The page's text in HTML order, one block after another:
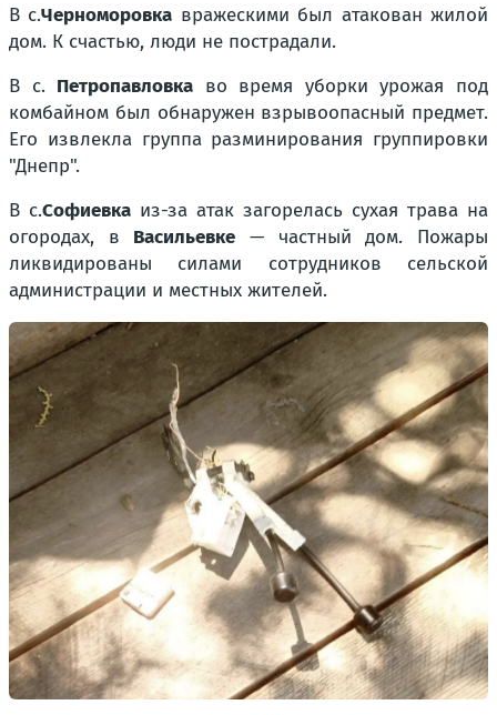
В с.Черноморовка вражескими был атакован жилой
дом. К счастью, люди не пострадали.
В с. Петропавловка во время уборки урожая под
комбайном был обнаружен взрывоопасный предмет.
Его извлекла группа разминирования группировки
"Днепр".
В с.Софиевка из-за атак загорелась сухая трава на
огородах, в Васильевке — частный дом. Пожары
ликвидированы силами сотрудников сельской
администрации и местных жителей.